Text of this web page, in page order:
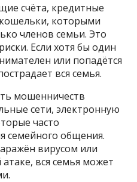
счёта, кредитные
которыми
членов семьи. Это
Если хотя бы один
или попадётся
вся семья.
мошенничеств
сети, электронную
часто
семейного общения.
вирусом или
вся семья может